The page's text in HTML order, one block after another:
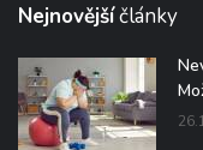
Nejnovějšíčlánky